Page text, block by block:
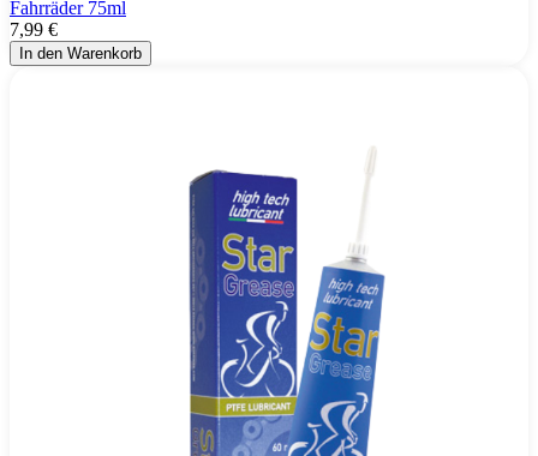
Fahrräder 75ml
7,99 €
In den Warenkorb